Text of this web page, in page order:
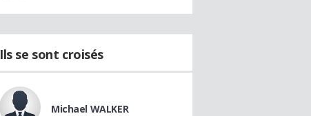
Ils se sont croisés
Michael WALKER